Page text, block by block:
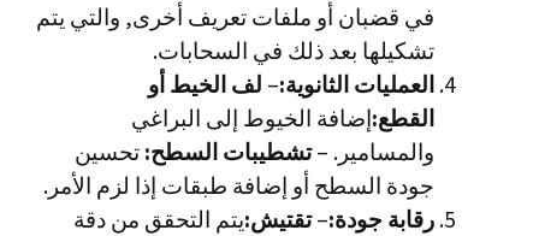
في قضبان أو ملفات تعريف أخرى, والتي يتم
تشكيلها بعد ذلك في السحابات.
العمليات الثانوية:– لف الخيط أو
القطع:إضافة الخيوط إلى البراغي
والمسامير. –تشطيبات السطح: تحسين
جودة السطح أو إضافة طبقات إذا لزم الأمر.
رقابة جودة:–تقتيش:يتم التحقق من دقة